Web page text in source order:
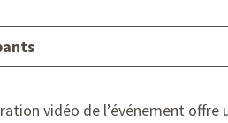
vidéo de l’événement